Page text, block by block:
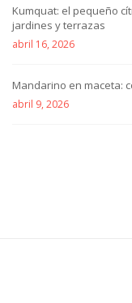
Kumquat: el pequeño
jardines y terrazas
abril 16, 2026
Mandarino en maceta:
abril 9, 2026